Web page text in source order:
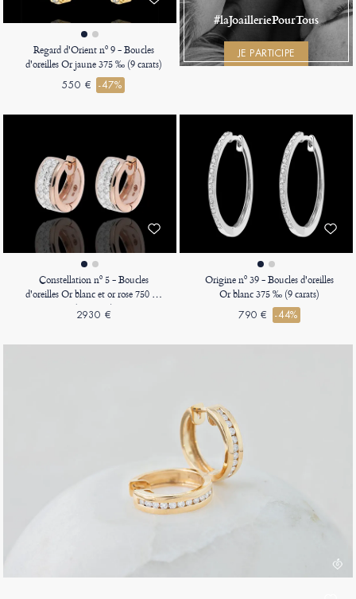
Regard d'Orient nº 9 - Boucles
d'oreilles Or jaune 375 ‰ (9 carats)
550 € -47%
#laJoailleriePourTous
JE PARTICIPE
Constellation nº 5 - Boucles
d'oreilles Or blanc et or rose 750 ‰
(18 carats)
2930 €
Origine nº 39 - Boucles d'oreilles
Or blanc 375 ‰ (9 carats)
790 € -44%